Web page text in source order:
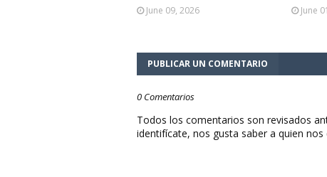
June 09, 2026 June
PUBLICAR UN COMENTARIO
0 Comentarios
Todos los comentarios son revisados
identifícate, nos gusta saber a quien nos